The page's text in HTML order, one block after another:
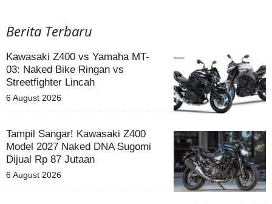
Berita Terbaru
Kawasaki Z400 vs Yamaha MT-
03: Naked Bike Ringan vs
Streetfighter Lincah
6 August 2026
Tampil Sangar! Kawasaki Z400
Model 2027 Naked DNA Sugomi
Dijual Rp 87 Jutaan
6 August 2026